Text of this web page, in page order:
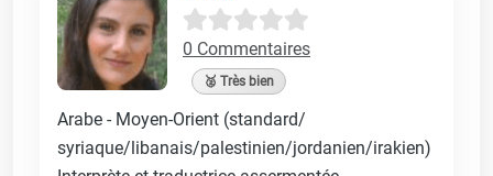
0 Commentaires
🥈 Très bien
Arabe - Moyen-Orient (standard/
syriaque/libanais/palestinien/jordanien/irakien)